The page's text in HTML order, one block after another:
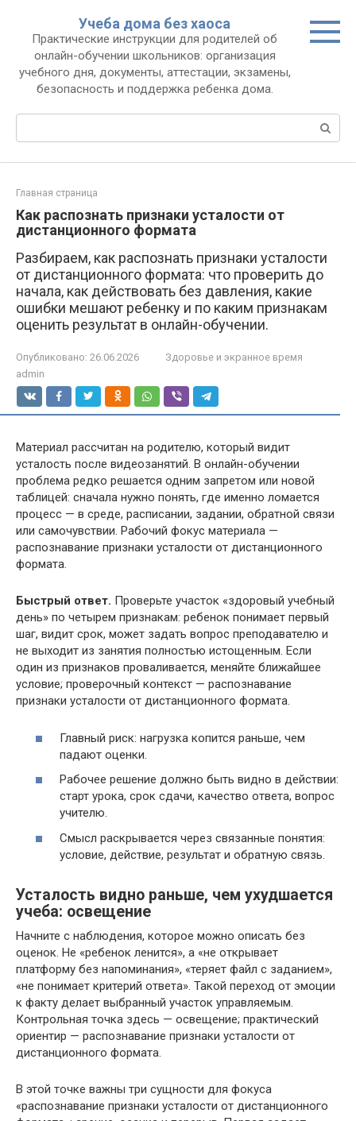
контенту
Учеба дома без хаоса
Практические инструкции для родителей об
онлайн-обучении школьников: организация
учебного дня, документы, аттестации, экзамены,
безопасность и поддержка ребенка дома.
Поиск:
Главная страница
Как распознать признаки усталости от
дистанционного формата
Разбираем, как распознать признаки усталости
от дистанционного формата: что проверить до
начала, как действовать без давления, какие
ошибки мешают ребенку и по каким признакам
оценить результат в онлайн-обучении.
Опубликовано: 26.06.2026
Здоровье и экранное время
admin
Материал рассчитан на родителю, который видит
усталость после видеозанятий. В онлайн-обучении
проблема редко решается одним запретом или новой
таблицей: сначала нужно понять, где именно ломается
процесс — в среде, расписании, задании, обратной связи
или самочувствии. Рабочий фокус материала —
распознавание признаки усталости от дистанционного
формата.
Быстрый ответ. Проверьте участок «здоровый учебный
день» по четырем признакам: ребенок понимает первый
шаг, видит срок, может задать вопрос преподавателю и
не выходит из занятия полностью истощенным. Если
один из признаков проваливается, меняйте ближайшее
условие; проверочный контекст — распознавание
признаки усталости от дистанционного формата.
Главный риск: нагрузка копится раньше, чем
падают оценки.
Рабочее решение должно быть видно в действии:
старт урока, срок сдачи, качество ответа, вопрос
учителю.
Смысл раскрывается через связанные понятия:
условие, действие, результат и обратную связь.
Усталость видно раньше, чем ухудшается
учеба: освещение
Начните с наблюдения, которое можно описать без
оценок. Не «ребенок ленится», а «не открывает
платформу без напоминания», «теряет файл с заданием»,
«не понимает критерий ответа». Такой переход от эмоции
к факту делает выбранный участок управляемым.
Контрольная точка здесь — освещение; практический
ориентир — распознавание признаки усталости от
дистанционного формата.
В этой точке важны три сущности для фокуса
«распознавание признаки усталости от дистанционного